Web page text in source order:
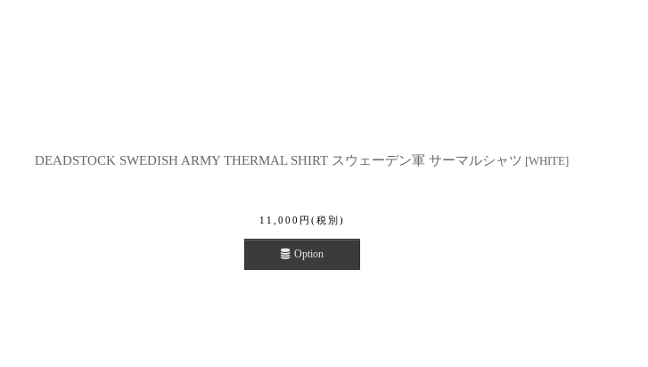
DEADSTOCK SWEDISH ARMY THERMAL SHIRT スウェーデン軍 サーマルシャツ [WHITE]
11,000 円 (税別)
Option